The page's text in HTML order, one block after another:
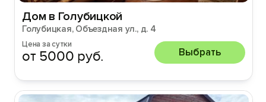
Дом в Голубицкой
Голубицкая, Объездная ул., д. 4
Цена за сутки
от 5000 руб. Выбрать